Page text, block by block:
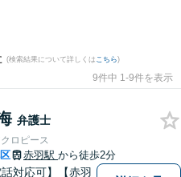
(検索結果について詳しくは こちら)
9件中 1-9件を表示
弁護士
ロピース
赤羽駅 から徒歩2分
話対応可】【赤羽